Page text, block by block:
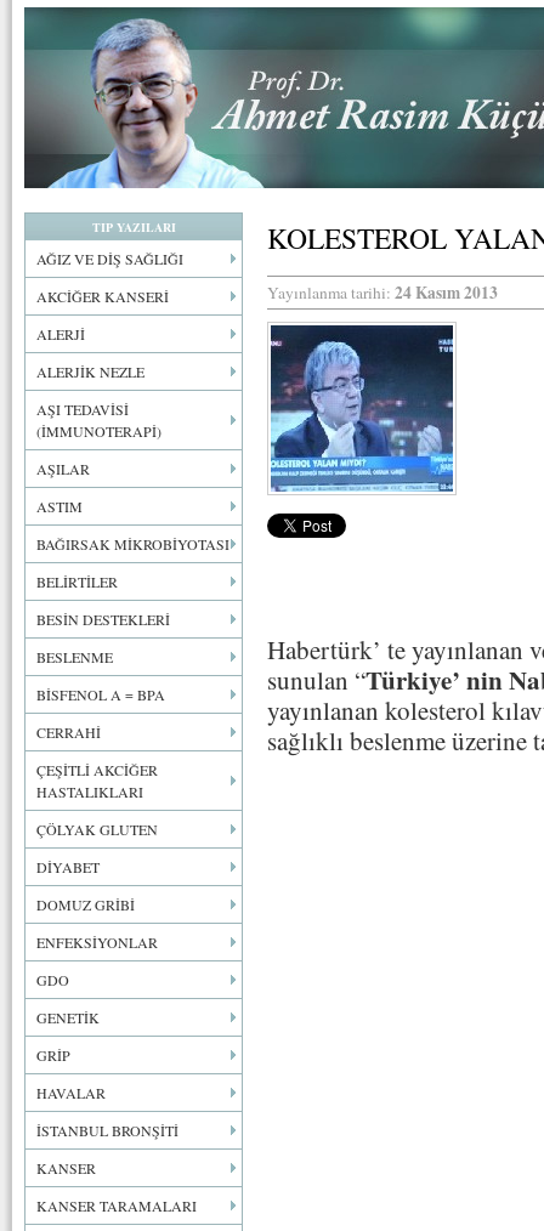
TIP YAZILARI
AĞIZ VE DİŞ SAĞLIĞI
AKCİĞER KANSERİ
ALERJİ
ALERJİK NEZLE
AŞI TEDAVİSİ
(İMMUNOTERAPİ)
AŞILAR
ASTIM
BAĞIRSAK MİKROBİYOTASI
BELİRTİLER
BESİN DESTEKLERİ
BESLENME
BİSFENOL A = BPA
CERRAHİ
ÇEŞİTLİ AKCİĞER
HASTALIKLARI
ÇÖLYAK GLUTEN
DİYABET
DOMUZ GRİBİ
ENFEKSİYONLAR
GDO
GENETİK
GRİP
HAVALAR
İSTANBUL BRONŞİTİ
KANSER
KANSER TARAMALARI
KOLESTEROL
Yayınlanma tarihi: 24 Kasım 2013
Habertürk’ te yayınlanan
sunulan “Türkiye’ nin
yayınlanan kolesterol
sağlıklı beslenme üzerine